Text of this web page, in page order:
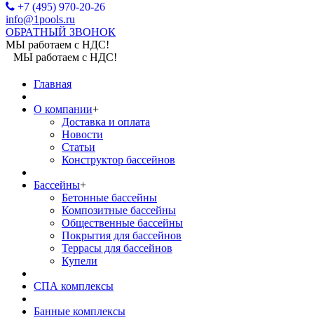
+7 (495) 970-20-26
info@1pools.ru
ОБРАТНЫЙ ЗВОНОК
МЫ работаем с НДС!
Главная
О компании+
Доставка и оплата
Новости
Статьи
Конструктор бассейнов
Бассейны+
Бетонные бассейны
Композитные бассейны
Общественные бассейны
Покрытия для бассейнов
Террасы для бассейнов
Купели
СПА комплексы
Банные комплексы